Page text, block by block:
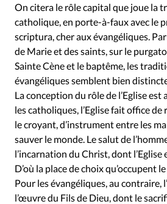
On citera le rôle capital que joue la
catholique, en porte-à-faux avec le
scriptura, cher aux évangéliques.
de Marie et des saints, sur le
Sainte Cène et le baptême, les
évangéliques semblent bien
La conception du rôle de l’Eglise
les catholiques, l’Eglise fait office
le croyant, d’instrument entre les
sauver le monde. Le salut de
l’incarnation du Christ, dont l’Eglise
D’où la place de choix qu’occupent
Pour les évangéliques, au contraire,
l’œuvre du Fils de Dieu, dont le